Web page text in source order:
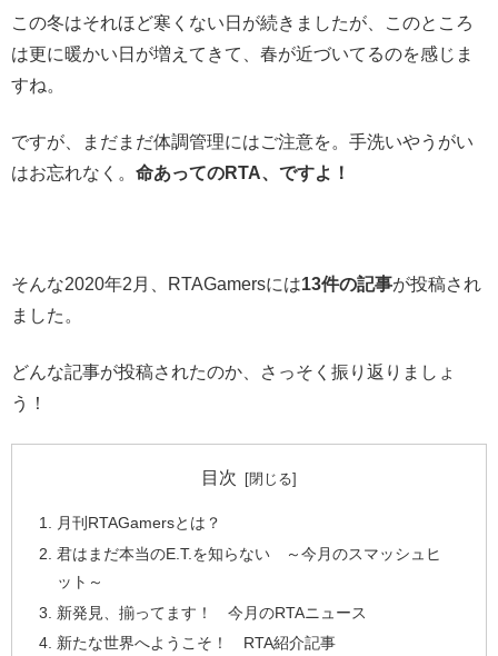
この冬はそれほど寒くない日が続きましたが、このところ
は更に暖かい日が増えてきて、春が近づいてるのを感じま
すね。
ですが、まだまだ体調管理にはご注意を。手洗いやうがい
はお忘れなく。 命あってのRTA、ですよ！
そんな2020年2月、RTAGamersには13件の記事が投稿され
ました。
どんな記事が投稿されたのか、さっそく振り返りましょ
う！
目次
月刊RTAGamersとは？
君はまだ本当のE.T.を知らない ～今月のスマッシュヒ
ット～
新発見、揃ってます！ 今月のRTAニュース
新たな世界へようこそ！ RTA紹介記事